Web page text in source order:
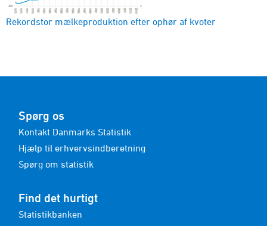
Rekordstor mælkeproduktion efter ophør af kvoter
Spørg os
Kontakt Danmarks Statistik
Hjælp til erhvervsindberetning
Spørg om statistik
Find det hurtigt
Statistikbanken